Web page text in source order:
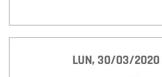
LUN, 30/03/2020